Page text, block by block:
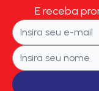
E receba